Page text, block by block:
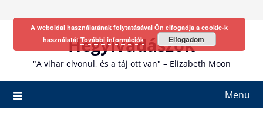
Hegyivadászok
"A vihar elvonul, és a táj ott van" – Elizabeth Moon
Menu
A weboldal használatának folytatásával Ön elfogadja a cookie-k
használatátTovábbi információk Elfogadom